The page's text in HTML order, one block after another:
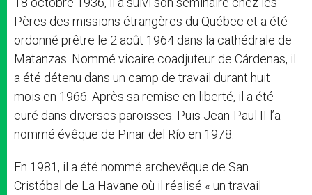
Pères des missions étrangères du Québec et a été
ordonné prêtre le 2 août 1964 dans la cathédrale de
Matanzas. Nommé vicaire coadjuteur de Cárdenas, il
a été détenu dans un camp de travail durant huit
mois en 1966. Après sa remise en liberté, il a été
curé dans diverses paroisses. Puis Jean-Paul II l’a
nommé évêque de Pinar del Río en 1978.
En 1981, il a été nommé archevêque de San
Cristóbal de La Havane où il réalisé « un travail